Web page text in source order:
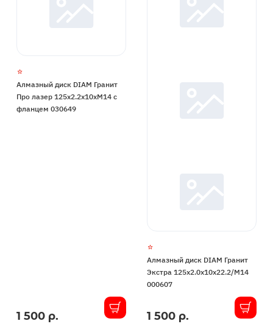
Алмазный диск DIAM Гранит
Про лазер 125x2.2x10xМ14 с
фланцем 030649
В1 500 р.
Алмазный диск DIAM Гранит
Экстра 125x2.0x10x22.2/М14
000607
В1 500 р.